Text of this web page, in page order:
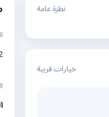
نظرة عامة
خيارات قريبة